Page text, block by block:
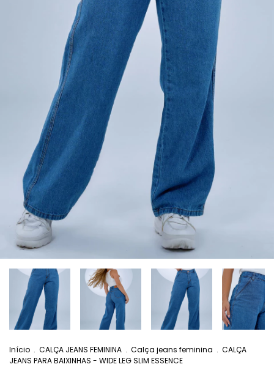
Início . CALÇA JEANS FEMININA . Calça jeans feminina . CALÇA
JEANS PARA BAIXINHAS - WIDE LEG SLIM ESSENCE